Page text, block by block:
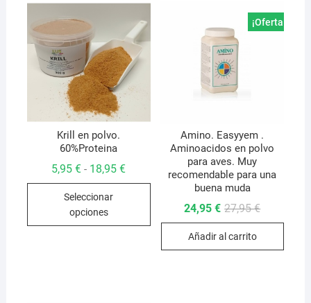
Krill en polvo.
60%Proteina
5,95€ - 18,95€Rango
18,95 €
Seleccionar
opciones
Este
producto
tiene
múltiples
variantes.
¡Oferta!
Amino. Easyyem .
Aminoacidos en polvo
para aves. Muy
recomendable para una
buena muda
27,95€El
27,95 €.
24,95€
El
24,95 €.
Añadir al carrito